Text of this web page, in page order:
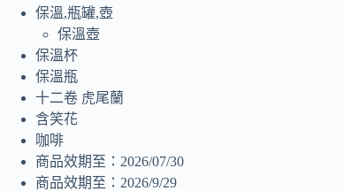
保溫,瓶罐,壺
保溫壺
保溫杯
保溫瓶
十二卷 虎尾蘭
含笑花
咖啡
商品效期至：2026/07/30
商品效期至：2026/9/29